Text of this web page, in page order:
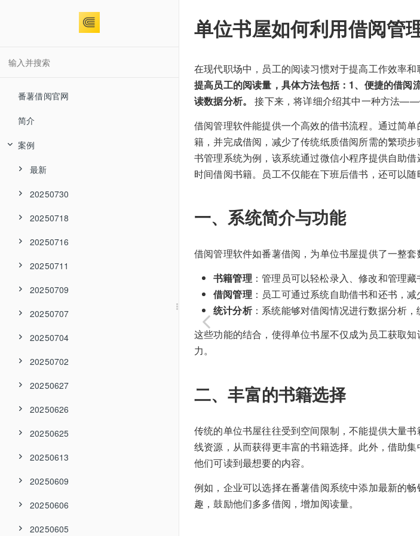
番薯借阅官网
简介
案例
最新
20250730
20250718
20250716
20250711
20250709
20250707
20250704
20250702
20250627
20250626
20250625
20250613
20250609
20250606
20250605
单位书屋如何利用借阅管
在现代职场中，员工的阅读习惯对于提高工作效率和
提高员工的阅读量，具体方法包括：1、便捷的借
读数据分析。
接下来，将详细介绍其中一种方法——
借阅管理软件能提供一个高效的借书流程。通过简
籍，并完成借阅，减少了传统纸质借阅所需的繁琐
书管理系统为例，该系统通过微信小程序提供自助
时间借阅书籍。员工不仅能在下班后借书，还可以
一、系统简介与功能
借阅管理软件如番薯借阅，为单位书屋提供了一整
书籍管理 ：管理员可以轻松录入、修改和管理
借阅管理 ：员工可通过系统自助借书和还书，
统计分析：系统能够对借阅情况进行数据分析
这些功能的结合，使得单位书屋不仅成为员工获取
力。
二、丰富的书籍选择
传统的单位书屋往往受到空间限制，不能提供大量
线资源，从而获得更丰富的书籍选择。此外，借助
他们可读到最想要的内容。
例如，企业可以选择在番薯借阅系统中添加最新的
趣，鼓励他们多多借阅，增加阅读量。